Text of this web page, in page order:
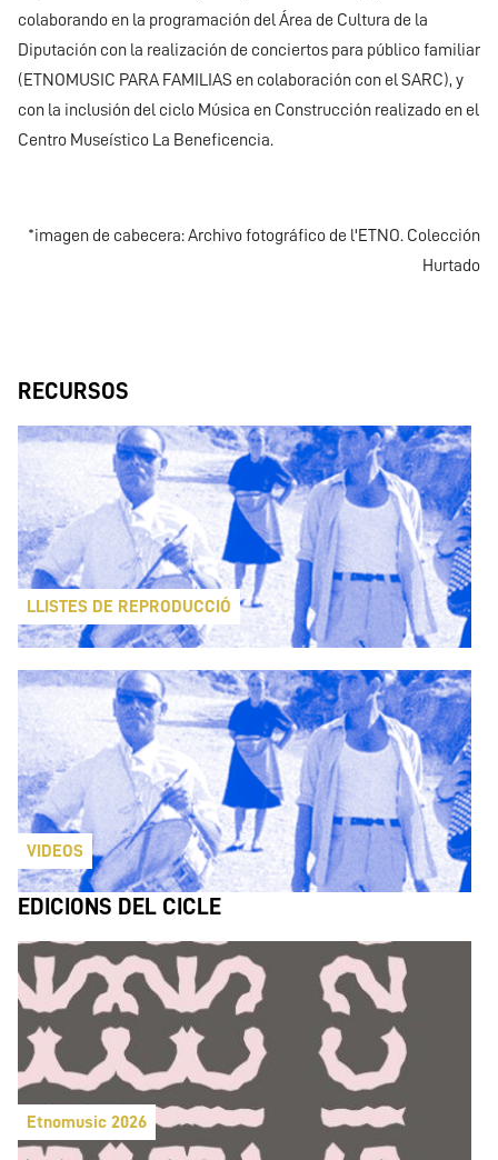
colaborando en la programación del Área de Cultura de la
Diputación con la realización de conciertos para público familiar
(ETNOMUSIC PARA FAMILIAS en colaboración con el SARC), y
con la inclusión del ciclo Música en Construcción realizado en el
Centro Museístico La Beneficencia.
*imagen de cabecera: Archivo fotográfico de l'ETNO. Colección
Hurtado
RECURSOS
LLISTES DE REPRODUCCIÓ
VIDEOS
EDICIONS DEL CICLE
Etnomusic 2026